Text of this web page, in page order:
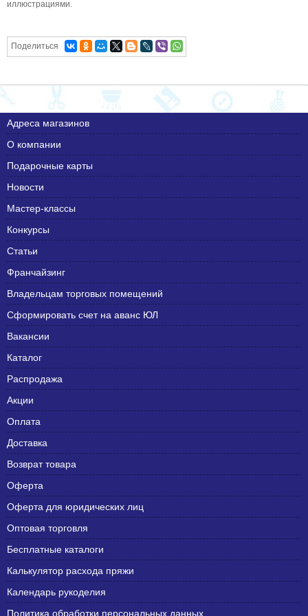
иллюстрациями.
Поделиться
Адреса магазинов
О компании
Подарочные карты
Новости
Мастер-классы
Конкурсы
Статьи
Франчайзинг
Владельцам торговых помещений
Сформировать счет на аванс ЮЛ
Вакансии
Каталог
Распродажа
Акции
Оплата
Доставка
Возврат товара
Оферта
Оферта для юридических лиц
Оптовая торговля
Бесплатные каталоги
Калькулятор расхода пряжи
Календарь рукоделия
Политика обработки персональных данных